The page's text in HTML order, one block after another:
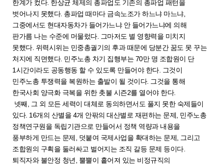
한계가 컸다. 한상균 체제의 총파업도 기존의 총파업 패턴을
벗어나지 못했다. 총파업 때마다 금속노조가 하느냐 마느냐,
그중에서도 현대자동차가 들어가느냐 안 들어가느냐에 의해
판가름 나는 수준에 머물렀다. 그마저도 별 영향력을 미치지
못했다. 위력시위는 민중총궐기의 후과 때문에 당분간 꿈도 못 꾸는
처지에 직면했다. 민주노총 차기 집행부는 70만 명 조합원이 단
1시간이라도 공동행동 할 수 있도록 만들어야 한다. 그것이
민주노총 투쟁력을 복원하는 출발이 될 것이다. 그것을 통해
한국사회 양극화 극복을 위한 촛불 시즌2를 열어야 한다.
넷째, 그 외 모든 세력이 대체로 동의하면서도 풀지 못한 숙제들이
있다. 16개의 산별을 4개 안팎의 대산별로 재편하는 문제, 민주노총
정책연구원을 독립기관으로 만들어서 정책 역량과 내용을
풍부하게 만드는 문제, 덧붙여 국제사업을 확대하는 문제, 그리고
조합원의 구획을 둘러싸고 벌어지는 조직 갈등 문제 등이다.
퇴직자와 불안정 청년, 뿔뿔이 흩어져 있는 비정규직의